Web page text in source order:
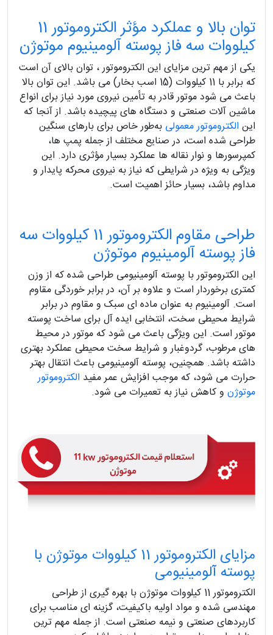
توان بالا و عملکرد مؤثر الکتروموتور 11
کیلووات سه فاز پوسته آلومینیوم موتوژن
یکی از مهم‌ ترین مزایای این الکتروموتور ، توان بالای آن است
که برابر با 11 کیلووات (15 اسب بخار) می‌ باشد. این توان بالا
باعث می‌ شود موتور قادر به تأمین نیروی مورد نیاز برای انواع
ماشین‌ آلات صنعتی و دستگاه‌ های پیچیده باشد. از آنجا که
این الکتروموتور معمولی به‌طور خاص برای بارهای سنگین
طراحی شده است، در صنایع مختلف از جمله پمپ‌ ها،
کمپرسورها و نوار نقاله‌ ها عملکرد بسیار مؤثری دارد. این
ویژگی به‌ ویژه در شرایطی که نیاز به نیروی محرکه پایدار و
مداوم باشد، بسیار حائز اهمیت است.
طراحی مقاوم الکتروموتور 11 کیلووات سه
فاز پوسته آلومینیوم موتوژن
این الکتروموتور با پوسته آلومینیومی طراحی شده که از وزن
کمتری برخوردار است و علاوه بر آن، در برابر خوردگی مقاوم
است. آلومینیوم به‌ عنوان ماده‌ ای سبک و مقاوم در برابر
شرایط محیطی سخت، انتخابی ایده‌ آل برای ساخت پوسته
موتور است. این ویژگی باعث می‌ شود که موتور در محیط‌
های مرطوب، گردوغبار و شرایط سخت محیطی عملکرد بهتری
داشته باشد. همچنین، پوسته آلومینیومی باعث انتقال بهتر
حرارت می‌ شود، که موجب افزایش عمر مفید الکتروموتور
موتوژن و کاهش نیاز به تعمیرات می‌ شود.
مزایای الکتروموتور 11 کیلووات موتوژن با
پوسته آلومینیومی
الکتروموتور 11 کیلووات موتوژن با بهره‌ گیری از طراحی
مهندسی‌ شده و مواد اولیه باکیفیت، گزینه‌ ای مناسب برای
کاربردهای صنعتی و نیمه‌ صنعتی است. از جمله مهم‌ ترین